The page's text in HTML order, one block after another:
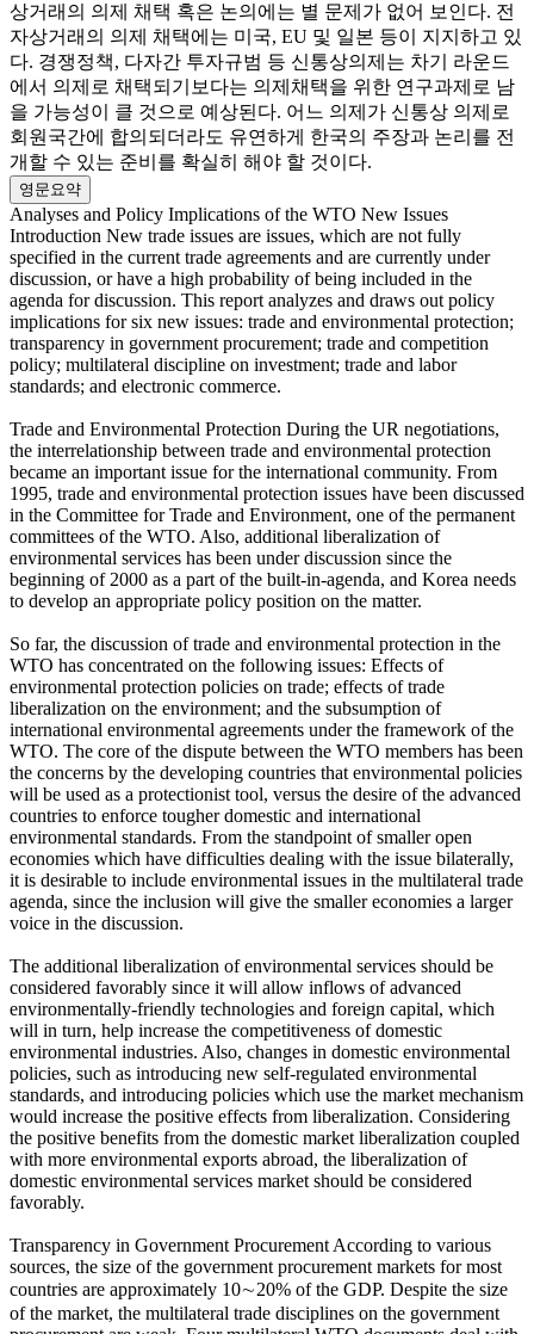
상거래의 의제 채택 혹은 논의에는 별 문제가 없어 보인다. 전
자상거래의 의제 채택에는 미국, EU 및 일본 등이 지지하고 있
다. 경쟁정책, 다자간 투자규범 등 신통상의제는 차기 라운드
에서 의제로 채택되기보다는 의제채택을 위한 연구과제로 남
을 가능성이 클 것으로 예상된다. 어느 의제가 신통상 의제로
회원국간에 합의되더라도 유연하게 한국의 주장과 논리를 전
개할 수 있는 준비를 확실히 해야 할 것이다.
영문요약
Analyses and Policy Implications of the WTO New Issues
Introduction New trade issues are issues, which are not fully
specified in the current trade agreements and are currently under
discussion, or have a high probability of being included in the
agenda for discussion. This report analyzes and draws out policy
implications for six new issues: trade and environmental protection;
transparency in government procurement; trade and competition
policy; multilateral discipline on investment; trade and labor
standards; and electronic commerce.
Trade and Environmental Protection During the UR negotiations,
the interrelationship between trade and environmental protection
became an important issue for the international community. From
1995, trade and environmental protection issues have been discussed
in the Committee for Trade and Environment, one of the permanent
committees of the WTO. Also, additional liberalization of
environmental services has been under discussion since the
beginning of 2000 as a part of the built-in-agenda, and Korea needs
to develop an appropriate policy position on the matter.
So far, the discussion of trade and environmental protection in the
WTO has concentrated on the following issues: Effects of
environmental protection policies on trade; effects of trade
liberalization on the environment; and the subsumption of
international environmental agreements under the framework of the
WTO. The core of the dispute between the WTO members has been
the concerns by the developing countries that environmental policies
will be used as a protectionist tool, versus the desire of the advanced
countries to enforce tougher domestic and international
environmental standards. From the standpoint of smaller open
economies which have difficulties dealing with the issue bilaterally,
it is desirable to include environmental issues in the multilateral trade
agenda, since the inclusion will give the smaller economies a larger
voice in the discussion.
The additional liberalization of environmental services should be
considered favorably since it will allow inflows of advanced
environmentally-friendly technologies and foreign capital, which
will in turn, help increase the competitiveness of domestic
environmental industries. Also, changes in domestic environmental
policies, such as introducing new self-regulated environmental
standards, and introducing policies which use the market mechanism
would increase the positive effects from liberalization. Considering
the positive benefits from the domestic market liberalization coupled
with more environmental exports abroad, the liberalization of
domestic environmental services market should be considered
favorably.
Transparency in Government Procurement According to various
sources, the size of the government procurement markets for most
countries are approximately 10∼20% of the GDP. Despite the size
of the market, the multilateral trade disciplines on the government